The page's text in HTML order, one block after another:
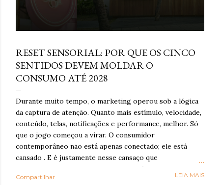
RESET SENSORIAL: POR QUE OS CINCO
SENTIDOS DEVEM MOLDAR O
CONSUMO ATÉ 2028
Durante muito tempo, o marketing operou sob a lógica
da captura de atenção. Quanto mais estímulo, velocidade,
conteúdo, telas, notificações e performance, melhor. Só
que o jogo começou a virar. O consumidor
contemporâneo não está apenas conectado; ele está
cansado . E é justamente nesse cansaço que o reset
sensorial ganha força: como resposta à exaustão
cognitiva e emocional provocada por anos de
Compartilhar LEIA MAIS